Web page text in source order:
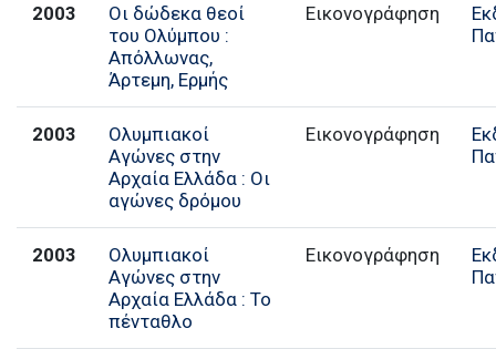
2003
Οι δώδεκα θεοί
του Ολύμπου :
Απόλλωνας,
Άρτεμη, Ερμής
Εικονογράφηση
2003
Ολυμπιακοί
Αγώνες στην
Αρχαία Ελλάδα : Οι
αγώνες δρόμου
Εικονογράφηση
2003
Ολυμπιακοί
Αγώνες στην
Αρχαία Ελλάδα : Το
πένταθλο
Εικονογράφηση